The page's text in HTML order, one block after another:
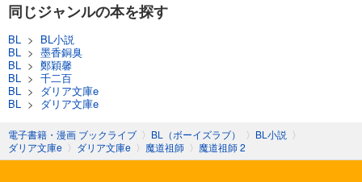
同じジャンルの本を探す
BL > BL小説
BL > 墨香銅臭
BL > 鄭穎馨
BL > 千二百
BL > ダリア文庫e
BL > ダリア文庫e
電子書籍・漫画 ブックライブ 〉 BL（ボーイズラブ） 〉 BL小説 〉
ダリア文庫e 〉 ダリア文庫e 〉 魔道祖師 〉 魔道祖師 2